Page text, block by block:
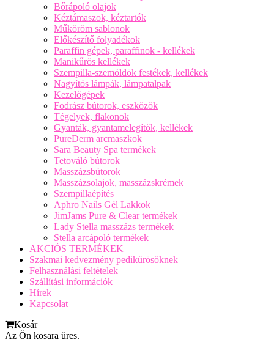
Bőrápoló olajok
Kéztámaszok, kéztartók
Műköröm sablonok
Előkészítő folyadékok
Paraffin gépek, paraffinok - kellékek
Manikűrös kellékek
Szempilla-szemöldök festékek, kellékek
Nagyítós lámpák, lámpatalpak
Kezelőgépek
Fodrász bútorok, eszközök
Tégelyek, flakonok
Gyanták, gyantamelegítők, kellékek
PureDerm arcmaszkok
Sara Beauty Spa termékek
Tetováló bútorok
Masszázsbútorok
Masszázsolajok, masszázskrémek
Szempillaépítés
Aphro Nails Gél Lakkok
JimJams Pure & Clear termékek
Lady Stella masszázs termékek
Stella arcápoló termékek
AKCIÓS TERMÉKEK
Szakmai kedvezmény pedikűrösöknek
Felhasználási feltételek
Szállítási információk
Hírek
Kapcsolat
Kosár
Az Ön kosara üres.